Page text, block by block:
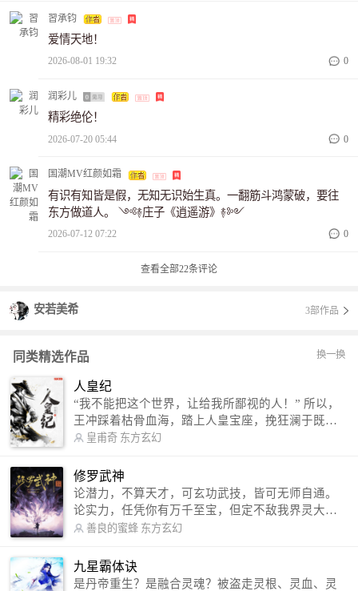
習承钧
爱情天地！
2026-08-01 19:32 0
润彩儿
精彩绝伦！
2026-07-20 05:44 0
国潮MV红颜如霜
有识有知皆是假，无知无识始生真。一翻筋斗鸿蒙破，要往
东方做道人。 ༺࿈庄子《逍遥游》࿈༻
2026-07-12 07:22 0
查看全部22条评论
安若美希 3部作品
同类精选作品 换一换
人皇纪
“我不能把这个世界，让给我所鄙视的人！” 所以，
王冲踩着枯骨血海，踏上人皇宝座，挽狂澜于既
倒，扶大厦之将倾，成就了一段无上的传说！ 微信
微博：皇甫奇（地址：http://weibo.com/u/25284575
87） QQ交流群：320238210【普通群】 574501330
【VIP订阅群】 欢迎大家关注。
皇甫奇 东方玄幻
修罗武神
论潜力，不算天才，可玄功武技，皆可无师自通。
论实力，任凭你有万千至宝，但定不敌我界灵大
军。 我是谁？天下众生视我为修罗，却不知，我以
信公众号：善良的蜜蜂后援会）
善良的蜜蜂 东方玄幻
九星霸体诀
是丹帝重生？是融合灵魂？被盗走灵根、灵血、灵